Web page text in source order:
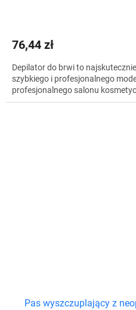
76,44 zł
Depilator do brwi to
szybkiego i profesjonalnego
profesjonalnego salonu
Pas wyszczuplający z